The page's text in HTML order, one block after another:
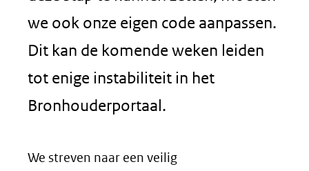
we ook onze eigen code aanpassen.
Dit kan de komende weken leiden
tot enige instabiliteit in het
Bronhouderportaal.
We streven naar een veilig